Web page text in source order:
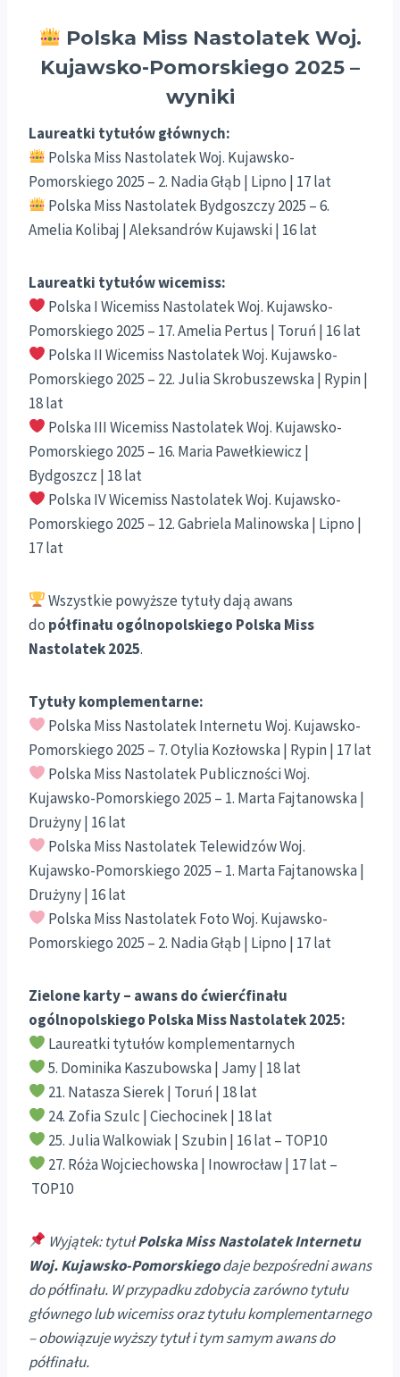
Polska Miss Nastolatek Woj.
Kujawsko-Pomorskiego 2025 –
wyniki
Laureatki tytułów głównych:
Polska Miss Nastolatek Woj. Kujawsko-
Pomorskiego 2025 – 2. Nadia Głąb | Lipno | 17 lat
Polska Miss Nastolatek Bydgoszczy 2025 – 6.
Amelia Kolibaj | Aleksandrów Kujawski | 16 lat
Laureatki tytułów wicemiss:
Polska I Wicemiss Nastolatek Woj. Kujawsko-
Pomorskiego 2025 – 17. Amelia Pertus | Toruń | 16 lat
Polska II Wicemiss Nastolatek Woj. Kujawsko-
Pomorskiego 2025 – 22. Julia Skrobuszewska | Rypin |
18 lat
Polska III Wicemiss Nastolatek Woj. Kujawsko-
Pomorskiego 2025 – 16. Maria Pawełkiewicz |
Bydgoszcz | 18 lat
Polska IV Wicemiss Nastolatek Woj. Kujawsko-
Pomorskiego 2025 – 12. Gabriela Malinowska | Lipno |
17 lat
Wszystkie powyższe tytuły dają awans
do półfinału ogólnopolskiego Polska Miss
Nastolatek 2025.
Tytuły komplementarne:
Polska Miss Nastolatek Internetu Woj. Kujawsko-
Pomorskiego 2025 – 7. Otylia Kozłowska | Rypin | 17 lat
Polska Miss Nastolatek Publiczności Woj.
Kujawsko-Pomorskiego 2025 – 1. Marta Fajtanowska |
Drużyny | 16 lat
Polska Miss Nastolatek Telewidzów Woj.
Kujawsko-Pomorskiego 2025 – 1. Marta Fajtanowska |
Drużyny | 16 lat
Polska Miss Nastolatek Foto Woj. Kujawsko-
Pomorskiego 2025 – 2. Nadia Głąb | Lipno | 17 lat
Zielone karty – awans do ćwierćfinału
ogólnopolskiego Polska Miss Nastolatek 2025:
Laureatki tytułów komplementarnych
5. Dominika Kaszubowska | Jamy | 18 lat
21. Natasza Sierek | Toruń | 18 lat
24. Zofia Szulc | Ciechocinek | 18 lat
25. Julia Walkowiak | Szubin | 16 lat – TOP10
27. Róża Wojciechowska | Inowrocław | 17 lat –
TOP10
Wyjątek: tytułPolska Miss Nastolatek Internetu
Woj. Kujawsko-Pomorskiegodaje bezpośredni awans
do półfinału. W przypadku zdobycia zarówno tytułu
głównego lub wicemiss oraz tytułu komplementarnego
– obowiązuje wyższy tytuł i tym samym awans do
półfinału.